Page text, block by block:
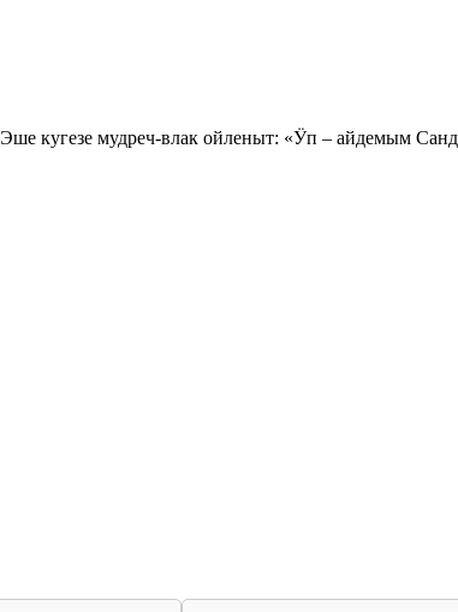
кугезе мудреч-влак ойленыт: «Ӱп – айдемым